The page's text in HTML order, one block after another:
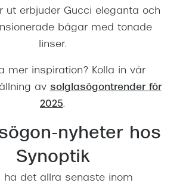
ut erbjuder Gucci eleganta och
bågar med tonade
linser.
mer inspiration? Kolla in vår
av solglasögontrender för
2025.
nyheter hos
Synoptik
ha det allra senaste inom